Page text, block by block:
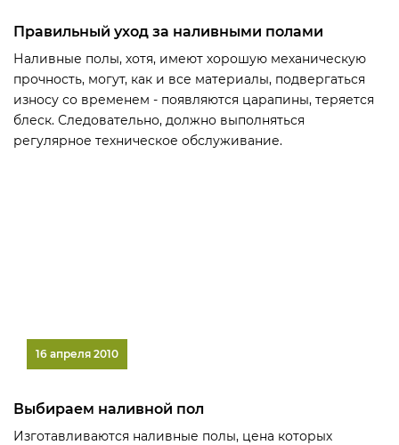
Правильный уход за наливными полами
Наливные полы, хотя, имеют хорошую механическую
прочность, могут, как и все материалы, подвергаться
износу со временем - появляются царапины, теряется
блеск. Следовательно, должно выполняться
регулярное техническое обслуживание.
16 апреля 2010
Выбираем наливной пол
Изготавливаются наливные полы, цена которых